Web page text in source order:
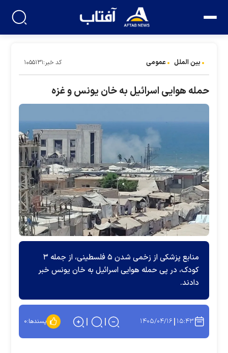
بین الملل عمومی کد خبر:۱۰۵۵۱۳۱
حمله هوایی اسرائیل به خان یونس و غزه
منابع پزشکی از زخمی شدن ۵ فلسطینی، از جمله ۳
کودک، در پی حمله هوایی اسرائیل به خان یونس خبر
دادند.
۱۵:۴۳ ۱۴۰۵/۰۴/۱۶ پسندها:۰